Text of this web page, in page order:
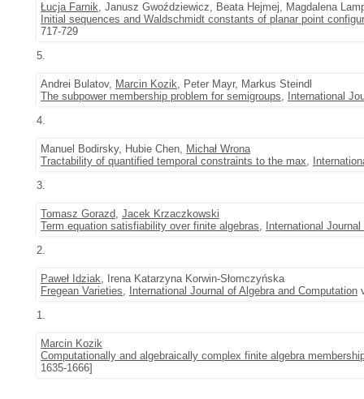
Łucja Farnik, Janusz Gwoździewicz, Beata Hejmej, Magdalena
Initial sequences and Waldschmidt constants of planar point
717-729
5.
Andrei Bulatov, Marcin Kozik, Peter Mayr, Markus Steindl
The subpower membership problem for semigroups,
International
4.
Manuel Bodirsky, Hubie Chen, Michał Wrona
Tractability of quantified temporal constraints to the max,
3.
Tomasz Gorazd, Jacek Krzaczkowski
Term equation satisfiability over finite algebras,
International
2.
Paweł Idziak, Irena Katarzyna Korwin-Słomczyńska
Fregean Varieties, International Journal of Algebra and Computation
1.
Marcin Kozik
Computationally and algebraically complex finite algebra
1635-1666]